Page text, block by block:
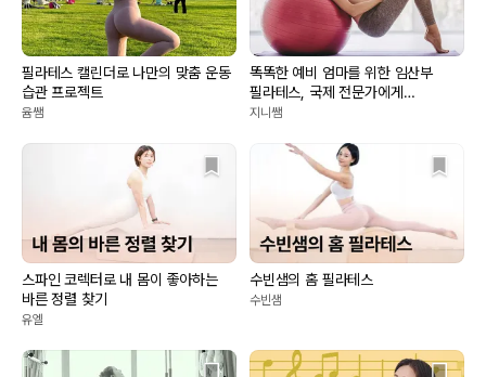
필라테스 캘린더로 나만의 맞춤 운동
습관 프로젝트
윰쌤
똑똑한 예비 엄마를 위한 임산부
필라테스, 국제 전문가에게
배워보세요!
지니쌤
스파인 코렉터로 내 몸이 좋아하는
바른 정렬 찾기
유엘
수빈샘의 홈 필라테스
수빈샘